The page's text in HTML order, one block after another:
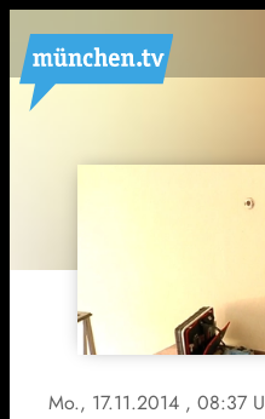
Mo., 17.11.2014 , 08:37